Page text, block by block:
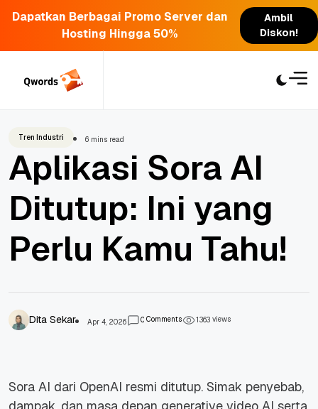
Dapatkan Berbagai Promo Server dan
Hosting Hingga 50%
Ambil
Diskon!
Tren Industri 6 mins read
Aplikasi Sora AI
Ditutup: Ini yang
Perlu Kamu Tahu!
Dita Sekar Apr 4, 2026 0Comments 1363views
Sora AI dari OpenAI resmi ditutup. Simak penyebab,